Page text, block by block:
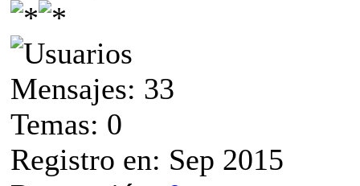
Mensajes: 33
Temas: 0
Registro en: Sep 2015